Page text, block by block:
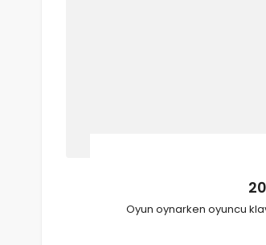
Oyun oynarken oyuncu